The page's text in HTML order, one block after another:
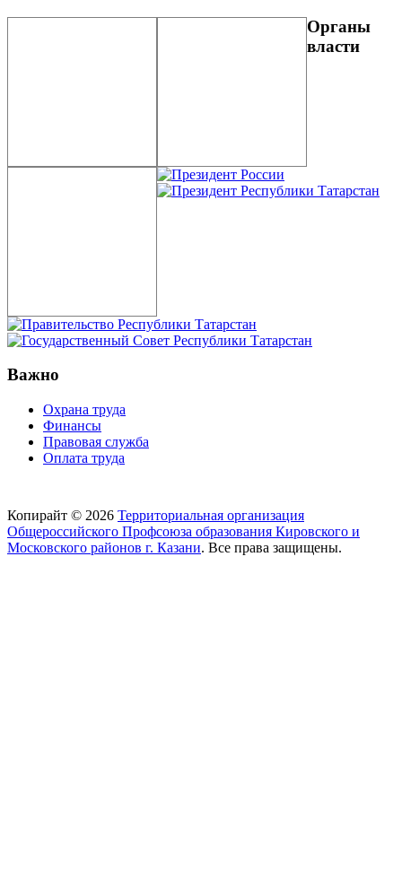
Органы
власти
Важно
Охрана труда
Финансы
Правовая служба
Оплата труда
Копирайт © 2026 Территориальная организация
Общероссийского Профсоюза образования Кировского и
Московского районов г. Казани. Все права защищены.